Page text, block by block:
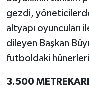
gezdi,
altyapı oyuncuları
dileyen Başkan
futboldaki
3.500